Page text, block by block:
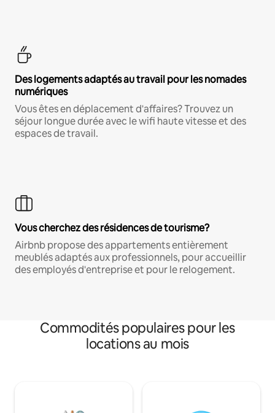
Des logements adaptés au travail pour les nomades
numériques
Vous êtes en déplacement d'affaires? Trouvez un
séjour longue durée avec le wifi haute vitesse et des
espaces de travail.
Vous cherchez des résidences de tourisme?
Airbnb propose des appartements entièrement
meublés adaptés aux professionnels, pour accueillir
des employés d'entreprise et pour le relogement.
Commodités populaires pour les
locations au mois